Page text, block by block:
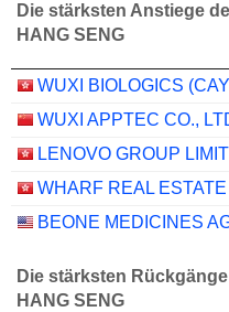
Die stärksten Anstiege
HANG SENG
WUXI APPTEC CO.,
LENOVO GROUP
BEONE MEDICINES
Die stärksten
HANG SENG